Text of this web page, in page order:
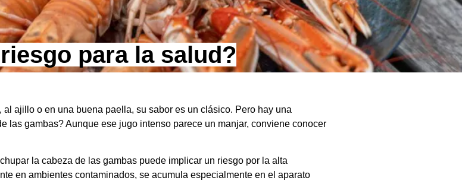
para la salud?
ajillo o en una buena paella, su sabor es un clásico. Pero hay una
gambas? Aunque ese jugo intenso parece un manjar, conviene conocer
la cabeza de las gambas puede implicar un riesgo por la alta
en ambientes contaminados, se acumula especialmente en el aparato